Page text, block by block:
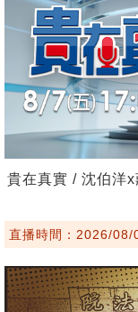
貴在真實 / 沈伯洋x
直播時間：2026/